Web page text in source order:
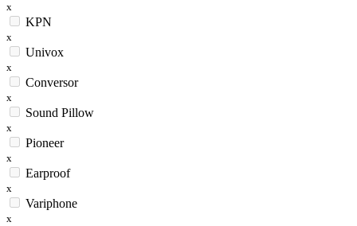
x
KPN
x
Univox
x
Conversor
x
Sound Pillow
x
Pioneer
x
Earproof
x
Variphone
x